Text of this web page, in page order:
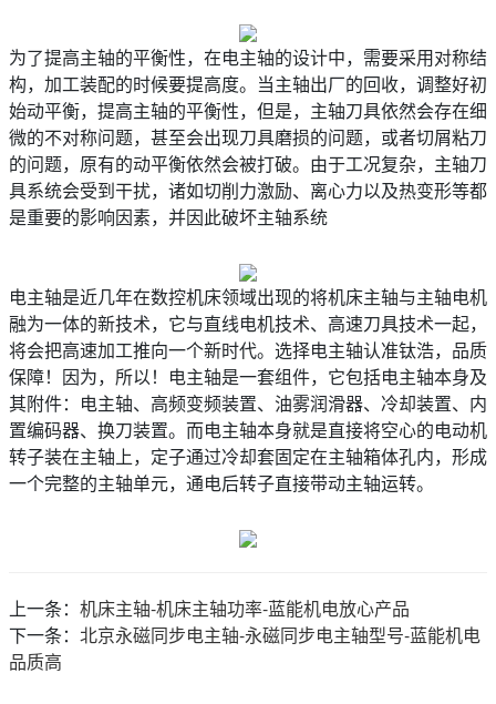
为了提高主轴的平衡性，在电主轴的设计中，需要采用对称结
构，加工装配的时候要提高度。当主轴出厂的回收，调整好初
始动平衡，提高主轴的平衡性，但是，主轴刀具依然会存在细
微的不对称问题，甚至会出现刀具磨损的问题，或者切屑粘刀
的问题，原有的动平衡依然会被打破。由于工况复杂，主轴刀
具系统会受到干扰，诸如切削力激励、离心力以及热变形等都
是重要的影响因素，并因此破坏主轴系统
电主轴是近几年在数控机床领域出现的将机床主轴与主轴电机
融为一体的新技术，它与直线电机技术、高速刀具技术一起，
将会把高速加工推向一个新时代。选择电主轴认准钛浩，品质
保障！因为，所以！电主轴是一套组件，它包括电主轴本身及
其附件：电主轴、高频变频装置、油雾润滑器、冷却装置、内
置编码器、换刀装置。而电主轴本身就是直接将空心的电动机
转子装在主轴上，定子通过冷却套固定在主轴箱体孔内，形成
一个完整的主轴单元，通电后转子直接带动主轴运转。
上一条： 机床主轴-机床主轴功率-蓝能机电放心产品
下一条： 北京永磁同步电主轴-永磁同步电主轴型号-蓝能机电
品质高